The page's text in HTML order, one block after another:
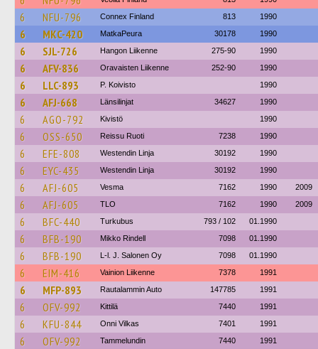
6 NFU-796 Connex Finland 813 1990
6 MKC-420 MatkaPeura 30178 1990
6 SJL-726 Hangon Liikenne 275-90 1990
6 AFV-836 Oravaisten Liikenne 252-90 1990
6 LLC-893 P. Koivisto 1990
6 AFJ-668 Länsilinjat 34627 1990
6 AGO-792 Kivistö 1990
6 OSS-650 Reissu Ruoti 7238 1990
6 EFE-808 Westendin Linja 30192 1990
6 EYC-435 Westendin Linja 30192 1990
6 AFJ-605 Vesma 7162 1990 2009
6 AFJ-605 TLO 7162 1990 2009
6 BFC-440 Turkubus 793 / 102 01.1990
6 BFB-190 Mikko Rindell 7098 01.1990
6 BFB-190 L-l. J. Salonen Oy 7098 01.1990
6 EIM-416 Vainion Liikenne 7378 1991
6 MFP-893 Rautalammin Auto 147785 1991
6 OFV-992 Kittilä 7440 1991
6 KFU-844 Onni Vilkas 7401 1991
6 OFV-992 Tammelundin 7440 1991